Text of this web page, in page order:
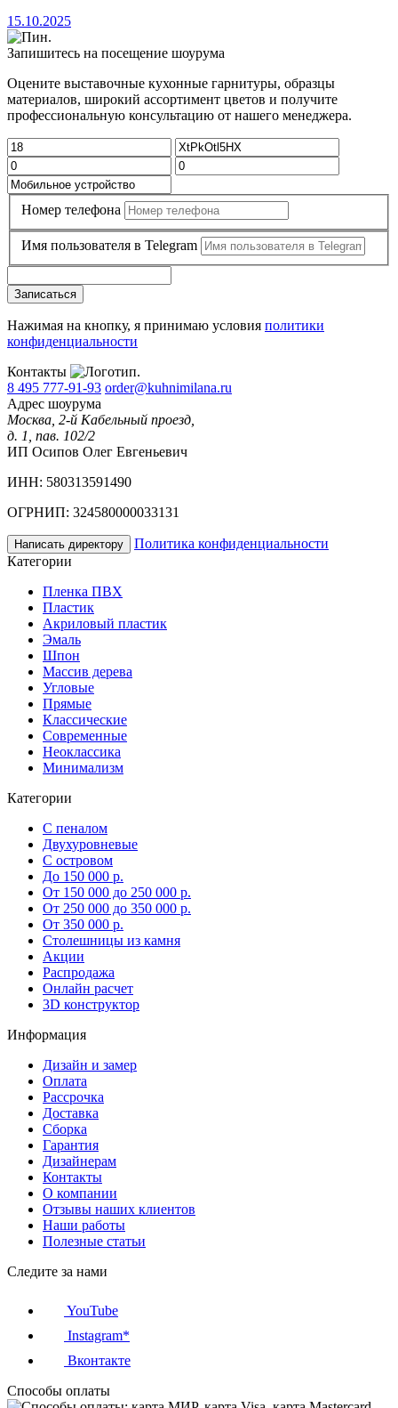
15.10.2025
Запишитесь на посещение шоурума
Оцените выставочные кухонные гарнитуры, образцы
материалов, широкий ассортимент цветов и получите
профессиональную консультацию от нашего менеджера.
Номер телефона
Имя пользователя в Telegram
Записаться
Нажимая на кнопку, я принимаю условия политики
конфиденциальности
Контакты
8 495 777-91-93 order@kuhnimilana.ru
Адрес шоурума
Москва, 2-й Кабельный проезд,
д. 1, пав. 102/2
ИП Осипов Олег Евгеньевич
ИНН: 580313591490
ОГРНИП: 324580000033131
Написать директору
Политика конфиденциальности
Категории
Пленка ПВХ
Пластик
Акриловый пластик
Эмаль
Шпон
Массив дерева
Угловые
Прямые
Классические
Современные
Неоклассика
Минимализм
Категории
С пеналом
Двухуровневые
С островом
До 150 000 р.
От 150 000 до 250 000 р.
От 250 000 до 350 000 р.
От 350 000 р.
Столешницы из камня
Акции
Распродажа
Онлайн расчет
3D конструктор
Информация
Дизайн и замер
Оплата
Рассрочка
Доставка
Сборка
Гарантия
Дизайнерам
Контакты
О компании
Отзывы наших клиентов
Наши работы
Полезные статьи
Следите за нами
YouTube
Instagram*
Вконтакте
Способы оплаты